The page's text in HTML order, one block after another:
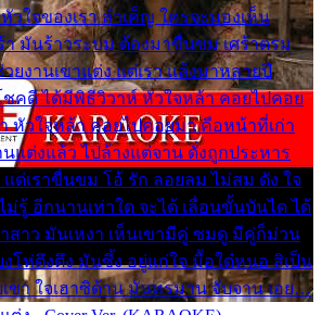
หัวใจของเรา ลำเค็ญ ใครจะมองเห็น
า มันร้าวระบม ต้องมาขื่นขม เศร้าตรม
ยงานเขาแต่ง แต่เรา แล้งมาหลายปี
ชคดี ได้มีพิธีวิวาห์ หัวใจหล้า คอยไปคอย
หัวใจหล้า คอยไปคอยมา คือหน้าที่เก่า
นแต่งแล้ว ไปล้างแต่จาน ดั่งถูกประหาร
แต่เราขื่นขม โอ้ รัก ลอยลม ไม่สม ดัง ใจ
ม่รู้ อีกนานเท่าใด จะได้ เลื่อนขั้นบันได ได้
าสาว มันเหงา เห็นเขามีคู่ ซมดู มีคู่ก็ม่วน
งโห่ตึงตึง มันซึ้ง อยู่แก่ใจ มื้อใด๋หนอ สิเป็น
ขา ใจเฮาซิด้าน มันทรมาน จับจาน เอย…